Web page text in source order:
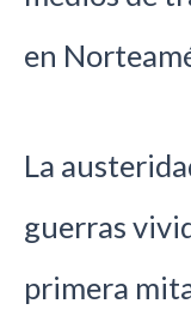
en
La
guerras
primera